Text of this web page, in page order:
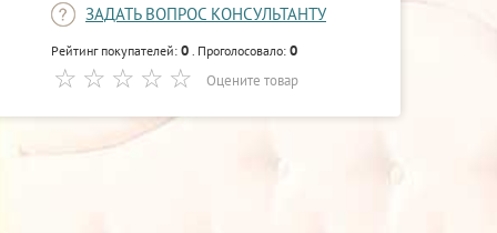
ЗАДАТЬ ВОПРОС КОНСУЛЬТАНТУ
Рейтинг покупателей: 0 . Проголосовало: 0
Оцените товар